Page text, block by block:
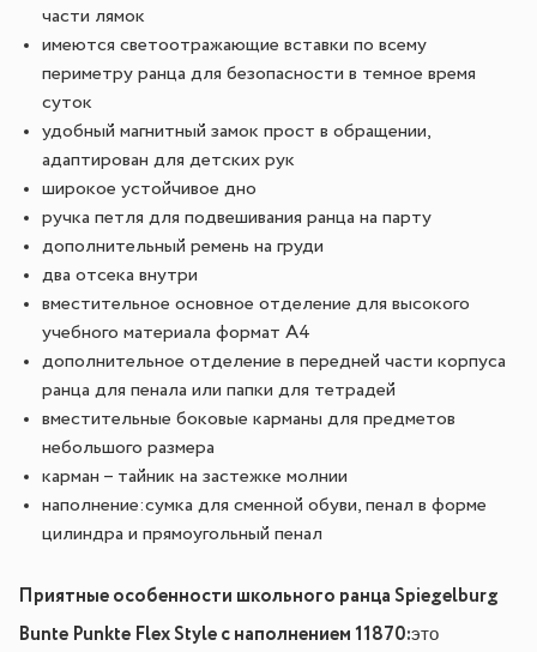
части лямок
имеются светоотражающие вставки по всему
периметру ранца для безопасности в темное время
суток
удобный магнитный замок прост в обращении,
адаптирован для детских рук
широкое устойчивое дно
ручка петля для подвешивания ранца на парту
дополнительный ремень на груди
два отсека внутри
вместительное основное отделение для высокого
учебного материала формат А4
дополнительное отделение в передней части корпуса
ранца для пенала или папки для тетрадей
вместительные боковые карманы для предметов
небольшого размера
карман – тайник на застежке молнии
наполнение:сумка для сменной обуви, пенал в форме
цилиндра и прямоугольный пенал
Приятные особенности школьного ранца Spiegelburg
Bunte Punkte Flex Style с наполнением 11870:это